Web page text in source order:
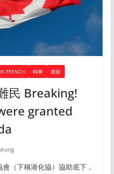
FRENCH 時事 最新
民 Breaking!
granted
（下稱港化協）協助底下，